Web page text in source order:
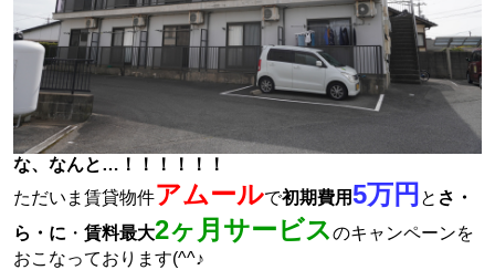
な、なんと…！！！！！！
ただいま賃貸物件アムールで初期費用5万円 と さ・
ら・に ・ 賃料最大2ヶ月サービスのキャンペーンを
おこなっております(^^♪